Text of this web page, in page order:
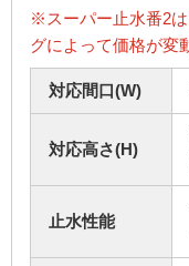
※スーパー止水番2
グによって価格が変
対応間口(W)
対応高さ(H)
止水性能